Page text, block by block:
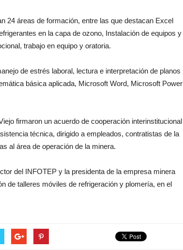
24 áreas de formación, entre las que destacan Excel
en la capa de ozono, Instalación de equipos y
trabajo en equipo y oratoria.
de estrés laboral, lectura e interpretación de planos
básica aplicada, Microsoft Word, Microsoft Power
firmaron un acuerdo de cooperación interinstitucional
técnica, dirigido a empleados, contratistas de la
al área de operación de la minera.
del INFOTEP y la presidenta de la empresa minera
de talleres móviles de refrigeración y plomería, en el